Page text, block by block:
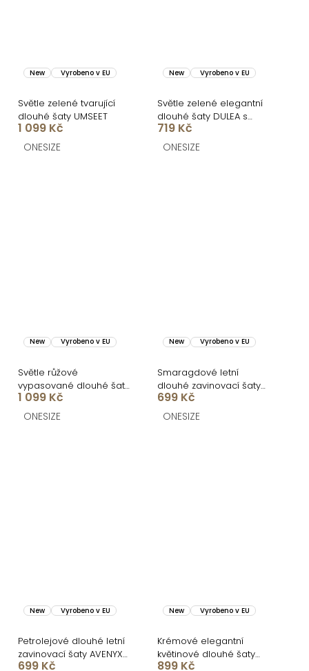
New Vyrobeno v EU
Světle zelené tvarující
dlouhé šaty UMSEET
1 099 Kč
ONESIZE
New Vyrobeno v EU
Světle zelené elegantní
dlouhé šaty DULEA s
výstřihem
719 Kč
ONESIZE
New Vyrobeno v EU
Světle růžové
vypasované dlouhé šaty
UMSEET
1 099 Kč
ONESIZE
New Vyrobeno v EU
Smaragdové letní
dlouhé zavinovací šaty
AVENYXA s páskem
699 Kč
ONESIZE
New Vyrobeno v EU
Petrolejové dlouhé letní
zavinovací šaty AVENYXA
s páskem
699 Kč
New Vyrobeno v EU
Krémové elegantní
květinové dlouhé šaty
BELLESA se šátkem
899 Kč